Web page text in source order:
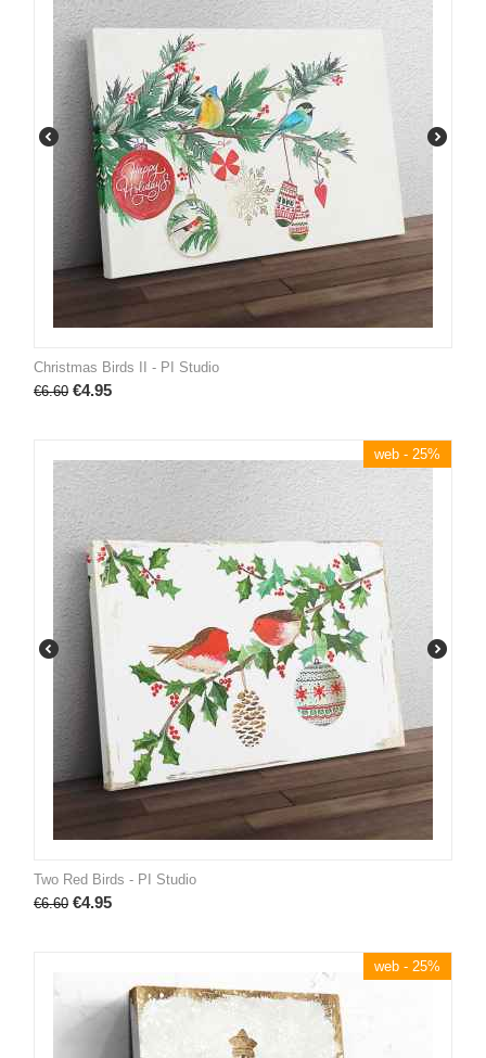
Christmas Birds II - PI Studio
€6.60 €4.95
web - 25%
Two Red Birds - PI Studio
€6.60 €4.95
web - 25%